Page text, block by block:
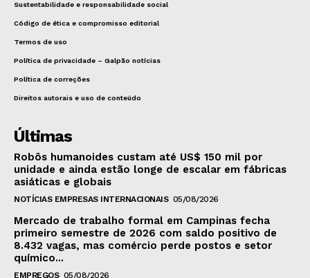
Sustentabilidade e responsabilidade social
Código de ética e compromisso editorial
Termos de uso
Política de privacidade – Galpão notícias
Política de correções
Direitos autorais e uso de conteúdo
Últimas
Robôs humanoides custam até US$ 150 mil por
unidade e ainda estão longe de escalar em fábricas
asiáticas e globais
NOTÍCIAS EMPRESAS INTERNACIONAIS 05/08/2026
Mercado de trabalho formal em Campinas fecha
primeiro semestre de 2026 com saldo positivo de
8.432 vagas, mas comércio perde postos e setor
químico...
EMPREGOS 05/08/2026